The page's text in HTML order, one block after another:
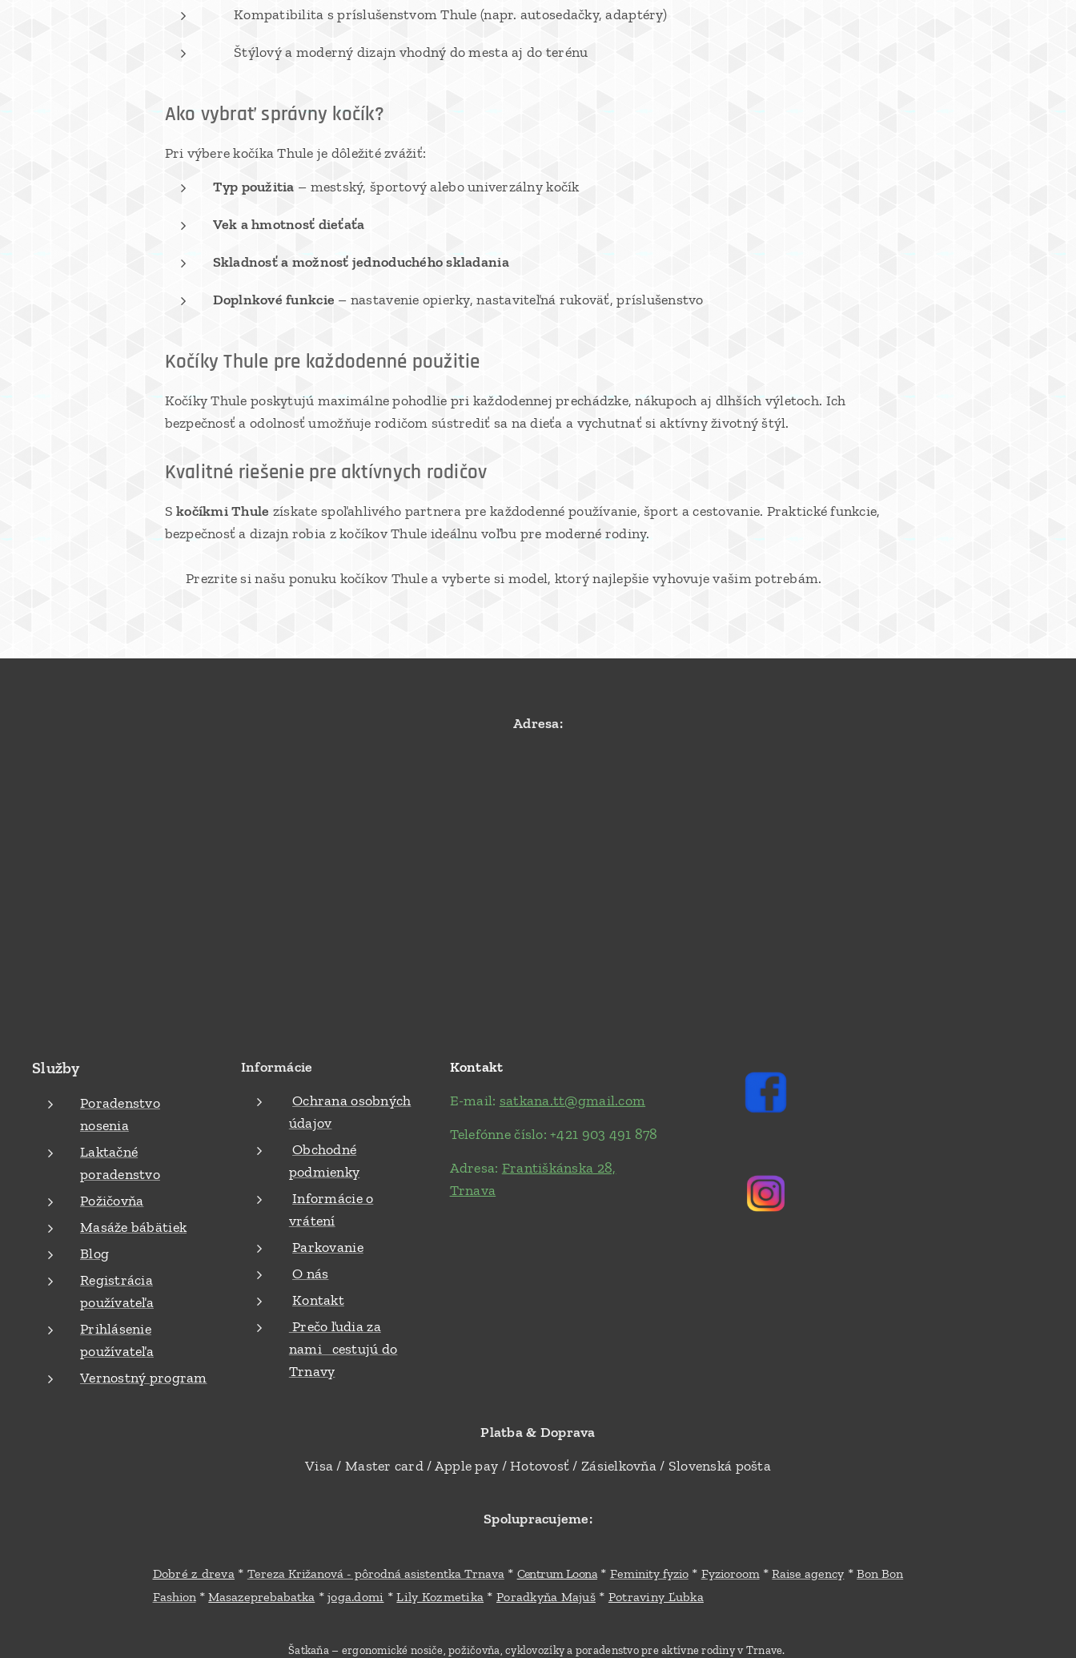
✅ Kompatibilita s príslušenstvom Thule (napr. autosedačky, adaptéry)
✅ Štýlový a moderný dizajn vhodný do mesta aj do terénu
Ako vybrať správny kočík?
Pri výbere kočíka Thule je dôležité zvážiť:
Typ použitia – mestský, športový alebo univerzálny kočík
Vek a hmotnosť dieťaťa
Skladnosť a možnosť jednoduchého skladania
Doplnkové funkcie – nastavenie opierky, nastaviteľná rukoväť, príslušenstvo
Kočíky Thule pre každodenné použitie
Kočíky Thule poskytujú maximálne pohodlie pri každodennej prechádzke, nákupoch aj dlhších výletoch. Ich
bezpečnosť a odolnosť umožňuje rodičom sústrediť sa na dieťa a vychutnať si aktívny životný štýl.
Kvalitné riešenie pre aktívnych rodičov
Skočíkmi Thule získate spoľahlivého partnera pre každodenné používanie, šport a cestovanie. Praktické funkcie,
bezpečnosť a dizajn robia z kočíkov Thule ideálnu voľbu pre moderné rodiny.
👉 Prezrite si našu ponuku kočíkov Thule a vyberte si model, ktorý najlepšie vyhovuje vašim potrebám.
Adresa:
Služby
Poradenstvo
nosenia
Laktačné
poradenstvo
Požičovňa
Masáže bábätiek
Blog
Registrácia
používateľa
Prihlásenie
používateľa
Vernostný program
Informácie
Ochrana osobných
údajov
Obchodné
podmienky
Informácie o
vrátení
Parkovanie
O nás
Kontakt
Prečo ľudia za
nami cestujú do
Trnavy
Kontakt
E-mail: satkana.tt@gmail.com
Telefónne číslo: +421 903 491 878
Adresa: Františkánska 28,
Trnava
Platba & Doprava
Visa / Master card / Apple pay / Hotovosť / Zásielkovňa / Slovenská pošta
Spolupracujeme:
Dobré z dreva * Tereza Križanová - pôrodná asistentka Trnava* Centrum Loona * Feminity fyzio* Fyzioroom*Raise agency *Bon Bon
Fashion*Masazeprebabatka *joga.domi *Lily Kozmetika * Poradkyňa Majuš * Potraviny Ľubka
Šatkaňa – ergonomické nosiče, požičovňa, cyklovozíky a poradenstvo pre aktívne rodiny v Trnave.